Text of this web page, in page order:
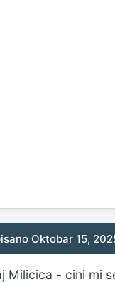
Oktobar 15,
Milicica - cini mi